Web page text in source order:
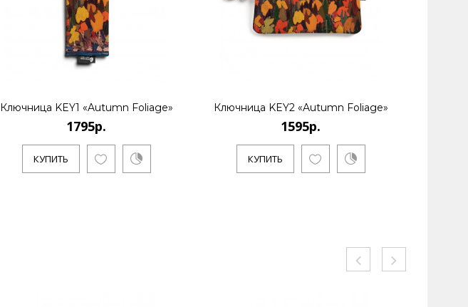
Ключница KEY1 «Autumn Foliage»
1795р.
КУПИТЬ
Ключница KEY2 «Autumn Foliage»
1595р.
КУПИТЬ